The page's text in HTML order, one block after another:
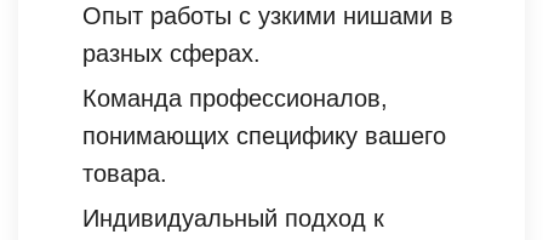
Опыт работы с узкими нишами в
разных сферах.
Команда профессионалов,
понимающих специфику вашего
товара.
Индивидуальный подход к